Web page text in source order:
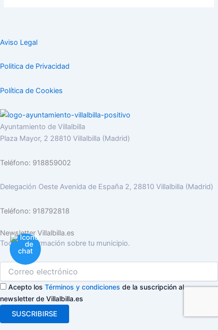
Aviso Legal
Politica de Privacidad
Política de Cookies
Ayuntamiento de Villalbilla
Plaza Mayor, 2 28810 Villalbilla (Madrid)
Teléfono: 918859002
Delegación Oeste Avenida de España 2, 28810 Villalbilla (Madrid)
Teléfono: 918792818
Newsletter Villalbilla.es
Toda la información sobre tu municipio.
Acepto los Términos y condiciones de la suscripción al
newsletter de Villalbilla.es
SUSCRIBIRSE